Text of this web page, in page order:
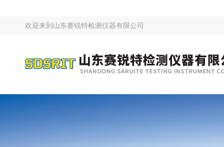
欢迎来到 山东赛锐特检测仪器有限公司